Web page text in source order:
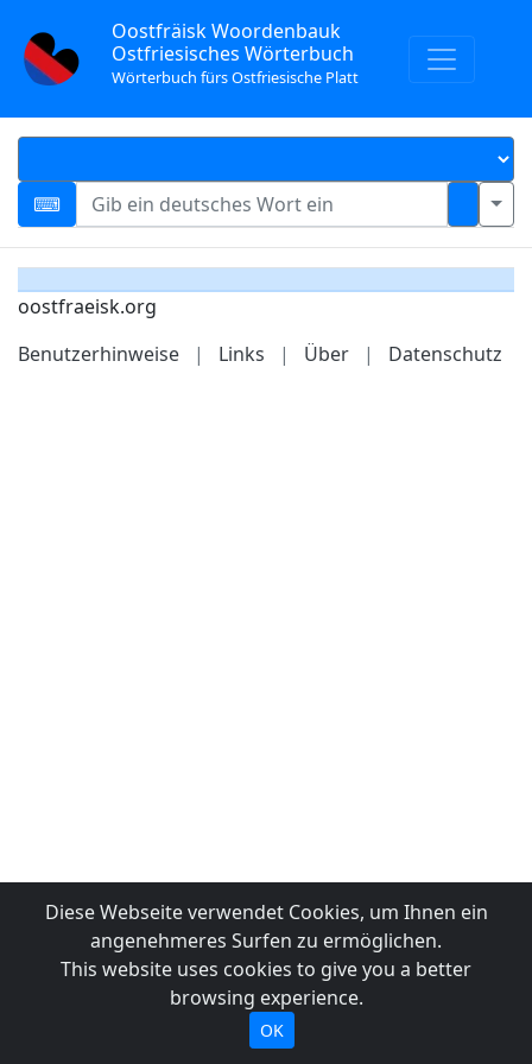
Oostfräisk Woordenbauk
Ostfriesisches Wörterbuch
Wörterbuch fürs Ostfriesische Platt
oostfraeisk.org
Benutzerhinweise
| Links | Über | Datenschutz
Diese Webseite verwendet Cookies, um Ihnen ein
angenehmeres Surfen zu ermöglichen.
This website uses cookies to give you a better
browsing experience.
OK